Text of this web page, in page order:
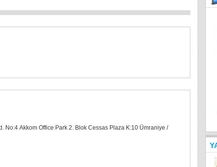
No:4 Akkom Office Park 2. Blok Cessas Plaza K:10 Ümraniye /